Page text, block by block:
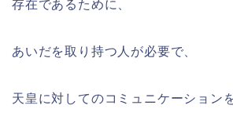
存在であるために、
あいだを取り持つ人が必要で、
天皇に対してのコミュニケーション